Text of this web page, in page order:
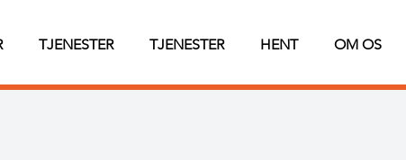
TJENESTER HENT OM OS
TJENESTER